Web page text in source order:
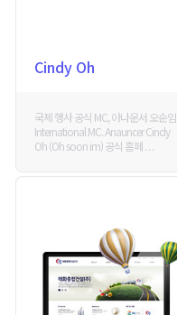
Cindy Oh
국제 행사 공식 MC, 아나운서 오순임
International MC. Anauncer Cindy
Oh (Oh soon im) 공식 홈페 . . .